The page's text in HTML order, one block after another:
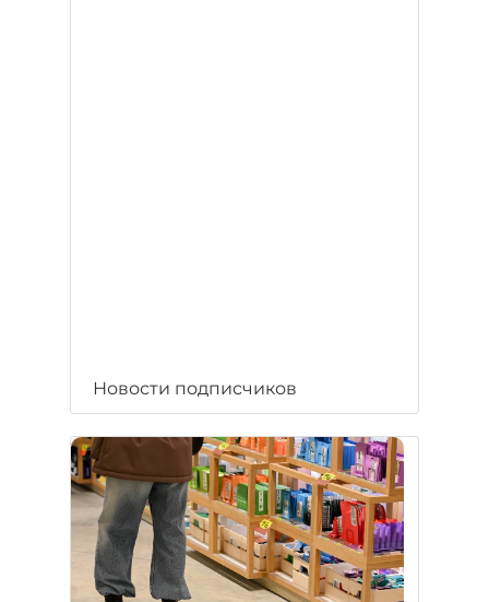
Новости подписчиков